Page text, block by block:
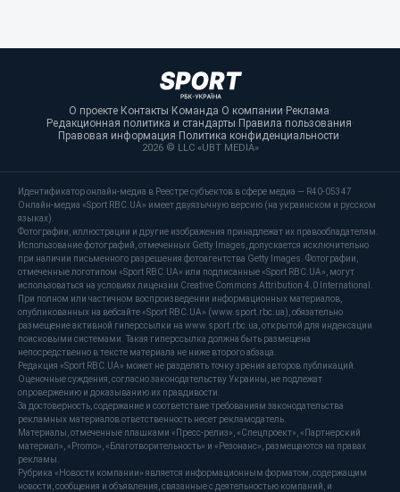
О проекте· Контакты· Команда·О компании· Реклама·
Редакционная политика и стандарты· Правила пользования·
Правовая информация· Политика конфиденциальности·
2026 © LLC «UBT MEDIA»
Идентификатор онлайн-медиа в Реестре субъектов в сфере медиа — R40-05347
Онлайн-медиа «Sport RBC.UA» имеет двуязычную версию (на украинском и русском
языках).
Фотографии, иллюстрации и другие изображения принадлежат их правообладателям.
Использование фотографий, отмеченных Getty Images, допускается исключительно
при наличии письменного разрешения фотоагентства Getty Images. Фотографии,
отмеченные логотипом «Sport RBC.UA» или подписанные «Sport RBC.UA», могут
использоваться на условиях лицензии Creative Commons Attribution 4.0 International.
При полном или частичном воспроизведении информационных материалов,
опубликованных на вебсайте «Sport RBC.UA» (www.sport.rbc.ua), обязательно
размещение активной гиперссылки на www.sport.rbc.ua, открытой для индексации
поисковыми системами. Такая гиперссылка должна быть размещена
непосредственно в тексте материала не ниже второго абзаца.
Редакция «Sport RBC.UA» может не разделять точку зрения авторов публикаций.
Оценочные суждения, согласно законодательству Украины, не подлежат
опровержению и доказыванию их правдивости.
За достоверность, содержание и соответствие требованиям законодательства
рекламных материалов ответственность несет рекламодатель.
Материалы, отмеченные плашками «Пресс-релиз», «Спецпроект», «Партнерский
материал», «Promo», «Благотворительность» и «Резонанс», размещаются на правах
рекламы.
Рубрика «Новости компании» является информационным форматом, содержащим
новости, сообщения и объявления, связанные с деятельностью компаний, и